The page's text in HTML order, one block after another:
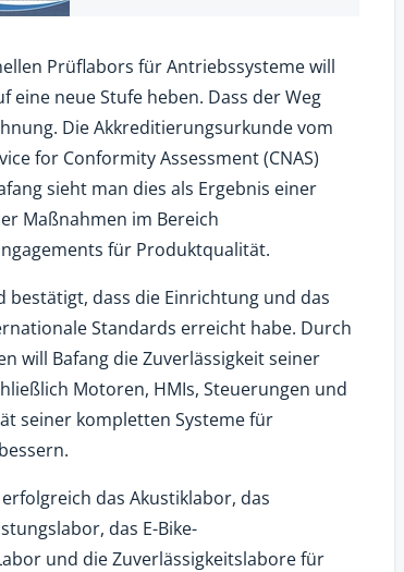
Prüflabors für Antriebssysteme will
eine neue Stufe heben. Dass der Weg
Die Akkreditierungsurkunde vom
for Conformity Assessment (CNAS)
sieht man dies als Ergebnis einer
Maßnahmen im Bereich
für Produktqualität.
bestätigt, dass die Einrichtung und das
Standards erreicht habe. Durch
will Bafang die Zuverlässigkeit seiner
Motoren, HMIs, Steuerungen und
seiner kompletten Systeme für
das Akustiklabor, das
das E-Bike-
und die Zuverlässigkeitslabore für